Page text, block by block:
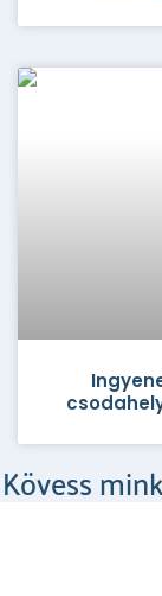
Kövess